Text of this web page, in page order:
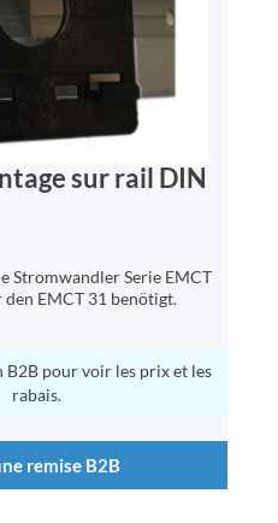
sur rail DIN
Stromwandler Serie EMCT
EMCT 31 benötigt.
B2B pour voir les prix et les
rabais.
remise B2B